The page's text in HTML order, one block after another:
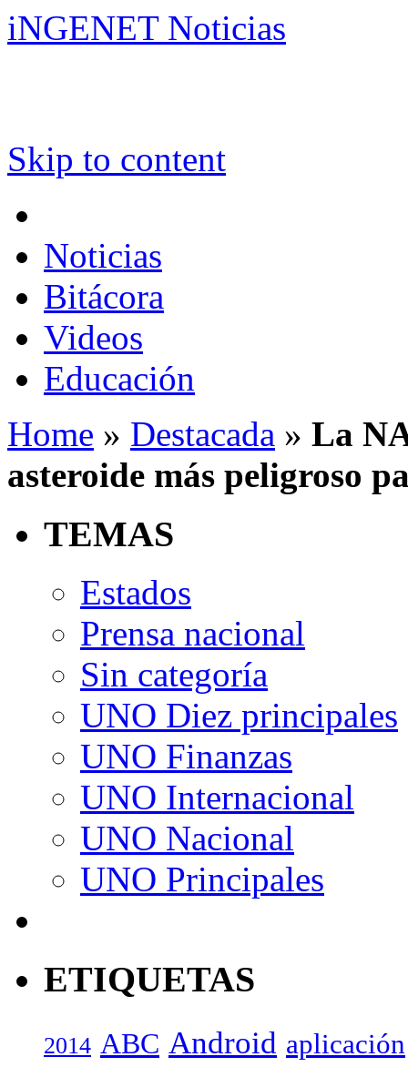
iNGENET Noticias
Skip to content
Noticias
Bitácora
Videos
Educación
Home » Destacada » La
asteroide más peligroso
TEMAS
Estados
Prensa nacional
Sin categoría
UNO Diez principales
UNO Finanzas
UNO Internacional
UNO Nacional
UNO Principales
ETIQUETAS
2014 ABC Android aplicación